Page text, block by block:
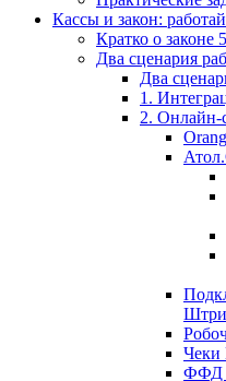
Кассы и закон:
Кратко о законе
Два сценария
Два
1.
2. Онлайн-
Чеки
ФФД